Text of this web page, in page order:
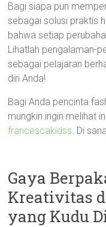
Bagi siapa pun
sebagai solusi praktis
bahwa setiap
Lihatlah pengalaman-
sebagai pelajaran
diri Anda!
Bagi Anda pencinta
mungkin ingin melihat
francescakidss. Di
Gaya
Kreativitas
yang Kudu